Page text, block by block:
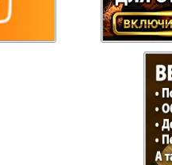
Ost-West
Panorama